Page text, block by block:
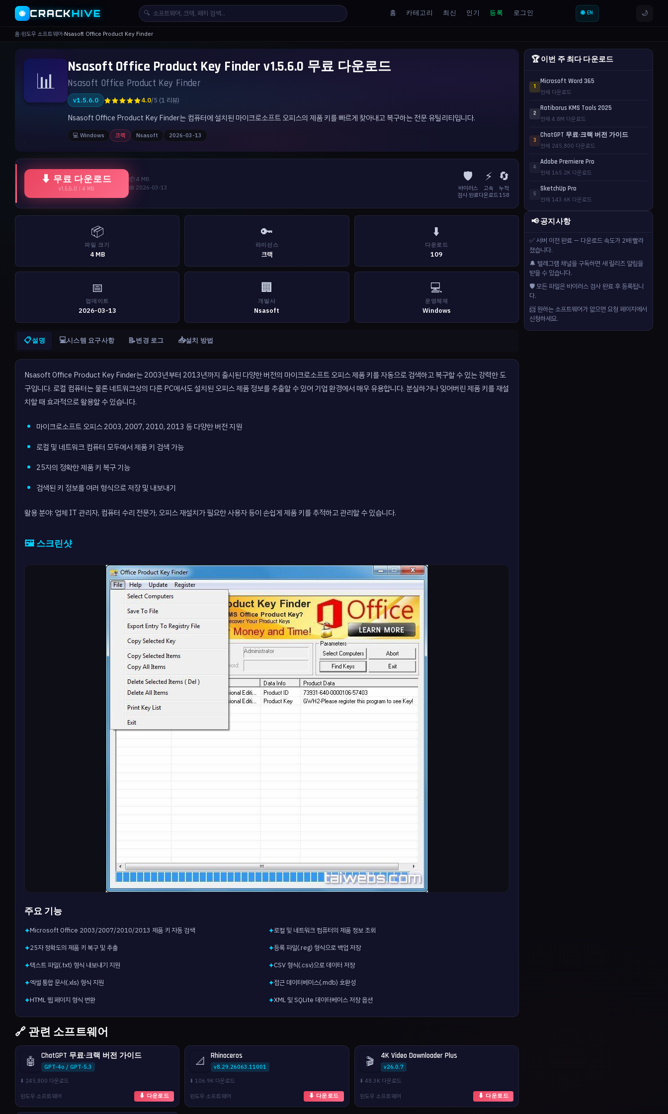
🐝 CRACKHIVE 🔍 홈 카테고리 최신 인기 등록 로그인 🌐 EN 🌙
홈›윈도우 소프트웨어›Nsasoft Office Product Key Finder
📊 Nsasoft Office Product Key Finder v1.5.6.0 무료 다운로드
Nsasoft Office Product Key Finder
v1.5.6.0 ★★★★★4.0/5 (1 리뷰)
Nsasoft Office Product Key Finder는 컴퓨터에 설치된 마이크로소프트 오피스의 제품 키를 빠르게 찾아내고 복구하는 전문 유틸리티입니다.
💻 Windows 크랙 Nsasoft 2026-03-13
⬇ 무료 다운로드
v1.5.6.0 | 4 MB
📦 4 MB
📅 2026-03-13
🛡️
바이러스
검사 완료
⚡
고속
다운로드
🔄
누적
158
📦
파일 크기
4 MB
🔑
라이선스
크랙
⬇️
다운로드
109
📅
업데이트
2026-03-13
🏢
개발사
Nsasoft
💻
운영체제
Windows
📋설명 💻시스템 요구사항 📝변경 로그 📥설치 방법
Nsasoft Office Product Key Finder는 2003년부터 2013년까지 출시된 다양한 버전의 마이크로소프트 오피스 제품 키를 자동으로 검색하고 복구할 수 있는 강력한 도
구입니다. 로컬 컴퓨터는 물론 네트워크상의 다른 PC에서도 설치된 오피스 제품 정보를 추출할 수 있어 기업 환경에서 매우 유용합니다. 분실하거나 잊어버린 제품 키를 재설
치할 때 효과적으로 활용할 수 있습니다.
마이크로소프트 오피스 2003, 2007, 2010, 2013 등 다양한 버전 지원
로컬 및 네트워크 컴퓨터 모두에서 제품 키 검색 가능
25자의 정확한 제품 키 복구 기능
검색된 키 정보를 여러 형식으로 저장 및 내보내기
활용 분야: 업체 IT 관리자, 컴퓨터 수리 전문가, 오피스 재설치가 필요한 사용자 등이 손쉽게 제품 키를 추적하고 관리할 수 있습니다.
🖼️ 스크린샷
주요 기능
✦Microsoft Office 2003/2007/2010/2013 제품 키 자동 검색 ✦로컬 및 네트워크 컴퓨터의 제품 정보 조회
✦25자 정확도의 제품 키 복구 및 추출 ✦등록 파일(.reg) 형식으로 백업 저장
✦텍스트 파일(.txt) 형식 내보내기 지원 ✦CSV 형식(.csv)으로 데이터 저장
✦엑셀 통합 문서(.xls) 형식 지원 ✦접근 데이터베이스(.mdb) 호환성
✦HTML 웹 페이지 형식 변환 ✦XML 및 SQLite 데이터베이스 저장 옵션
🔗 관련 소프트웨어
🤖 ChatGPT 무료·크랙 버전 가이드
GPT-4o / GPT-5.3
⬇️ 245,800 다운로드
윈도우 소프트웨어
⬇ 다운로드
📐 Rhinoceros
v8.29.26063.11001
⬇️ 106.9K 다운로드
윈도우 소프트웨어
⬇ 다운로드
🎬 4K Video Downloader Plus
v26.0.7
⬇️ 48.3K 다운로드
윈도우 소프트웨어
⬇ 다운로드
🏆 이번 주 최다 다운로드
1
Microsoft Word 365
전체 다운로드
2
Ratiborus KMS Tools 2025
전체 4.8M 다운로드
3
ChatGPT 무료·크랙 버전 가이드
전체 245,800 다운로드
4
Adobe Premiere Pro
전체 165.2K 다운로드
5
SketchUp Pro
전체 143.6K 다운로드
📢 공지사항
✅ 서버 이전 완료 — 다운로드 속도가 2배 빨라
졌습니다.
🔔 텔레그램 채널을 구독하면 새 릴리즈 알림을
받을 수 있습니다.
🛡️ 모든 파일은 바이러스 검사 완료 후 등록됩니
다.
📨 원하는 소프트웨어가 없으면 요청 페이지에서
신청하세요.